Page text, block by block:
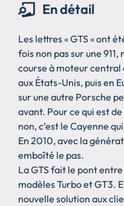
En détail
Les lettres « GTS » ont
fois non pas sur une
course à moteur central
aux États-Unis, puis en
sur une autre Porsche
avant. Pour ce qui est
non, c’est le Cayenne
En 2010, avec la
emboîté le pas.
La GTS fait le pont
modèles Turbo et GT3.
nouvelle solution aux